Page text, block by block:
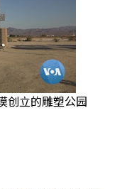
创立的雕塑公园